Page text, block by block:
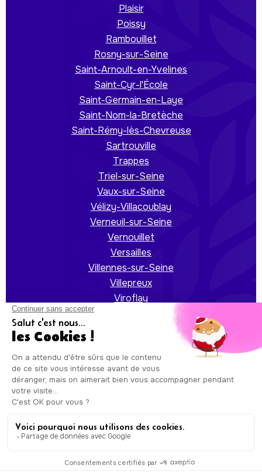
Plaisir
Poissy
Rambouillet
Rosny-sur-Seine
Saint-Arnoult-en-Yvelines
Saint-Cyr-l'École
Saint-Germain-en-Laye
Saint-Nom-la-Bretèche
Saint-Rémy-lès-Chevreuse
Sartrouville
Trappes
Triel-sur-Seine
Vaux-sur-Seine
Vélizy-Villacoublay
Verneuil-sur-Seine
Vernouillet
Versailles
Villennes-sur-Seine
Villepreux
Viroflay
Voisins-le-Bretonneux
Auxicare
Service | Copyright © Auxicare